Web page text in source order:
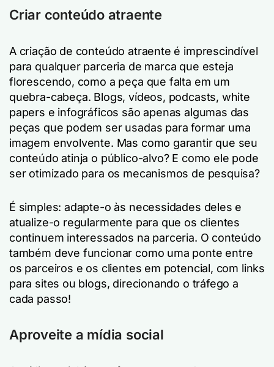
Criar conteúdo atraente
A criação de conteúdo atraente é imprescindível
para qualquer parceria de marca que esteja
florescendo, como a peça que falta em um
quebra-cabeça. Blogs, vídeos, podcasts, white
papers e infográficos são apenas algumas das
peças que podem ser usadas para formar uma
imagem envolvente. Mas como garantir que seu
conteúdo atinja o público-alvo? E como ele pode
ser otimizado para os mecanismos de pesquisa?
É simples: adapte-o às necessidades deles e
atualize-o regularmente para que os clientes
continuem interessados na parceria. O conteúdo
também deve funcionar como uma ponte entre
os parceiros e os clientes em potencial, com links
para sites ou blogs, direcionando o tráfego a
cada passo!
Aproveite a mídia social